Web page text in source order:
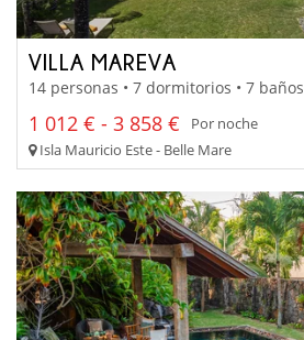
VILLA MAREVA
14 personas • 7 dormitorios • 7 baños
1 012 € - 3 858 €
Por noche
Isla Mauricio Este - Belle Mare